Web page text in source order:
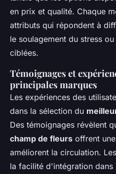
en prix et qualité. Chaque
attributs qui répondent à
le soulagement du stress
ciblées.
Témoignages et
principales marques
Les expériences des
dans la sélection du
Des témoignages révèlent
champ de fleurs offrent
améliorent la circulation.
la facilité d'intégration dans